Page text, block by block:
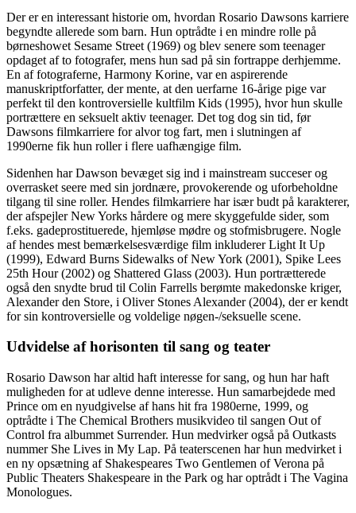
Der er en interessant historie om, hvordan Rosario Dawsons karriere
begyndte allerede som barn. Hun optrådte i en mindre rolle på
børneshowet Sesame Street (1969) og blev senere som teenager
opdaget af to fotografer, mens hun sad på sin fortrappe derhjemme.
En af fotograferne, Harmony Korine, var en aspirerende
manuskriptforfatter, der mente, at den uerfarne 16-årige pige var
perfekt til den kontroversielle kultfilm Kids (1995), hvor hun skulle
portrættere en seksuelt aktiv teenager. Det tog dog sin tid, før
Dawsons filmkarriere for alvor tog fart, men i slutningen af
1990erne fik hun roller i flere uafhængige film.
Sidenhen har Dawson bevæget sig ind i mainstream succeser og
overrasket seere med sin jordnære, provokerende og uforbeholdne
tilgang til sine roller. Hendes filmkarriere har især budt på karakterer,
der afspejler New Yorks hårdere og mere skyggefulde sider, som
f.eks. gadeprostituerede, hjemløse mødre og stofmisbrugere. Nogle
af hendes mest bemærkelsesværdige film inkluderer Light It Up
(1999), Edward Burns Sidewalks of New York (2001), Spike Lees
25th Hour (2002) og Shattered Glass (2003). Hun portrætterede
også den snydte brud til Colin Farrells berømte makedonske kriger,
Alexander den Store, i Oliver Stones Alexander (2004), der er kendt
for sin kontroversielle og voldelige nøgen-/seksuelle scene.
Udvidelse af horisonten til sang og teater
Rosario Dawson har altid haft interesse for sang, og hun har haft
muligheden for at udleve denne interesse. Hun samarbejdede med
Prince om en nyudgivelse af hans hit fra 1980erne, 1999, og
optrådte i The Chemical Brothers musikvideo til sangen Out of
Control fra albummet Surrender. Hun medvirker også på Outkasts
nummer She Lives in My Lap. På teaterscenen har hun medvirket i
en ny opsætning af Shakespeares Two Gentlemen of Verona på
Public Theaters Shakespeare in the Park og har optrådt i The Vagina
Monologues.